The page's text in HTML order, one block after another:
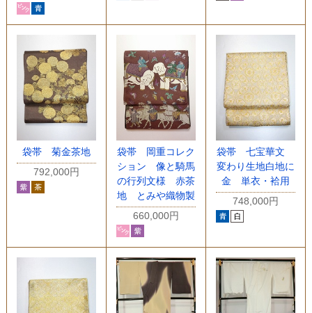
袋帯 菊金茶地
792,000円
袋帯 岡重コレク
ション 像と騎馬
の行列文様 赤茶
地 とみや織物製
660,000円
袋帯 七宝華文
変わり生地白地に
金 単衣・袷用
748,000円